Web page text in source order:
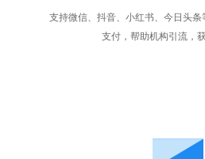
支持微信、抖音、小红书、今日头
支付，帮助机构引流，